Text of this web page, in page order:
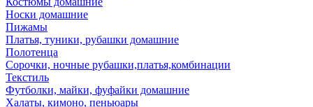
Носки домашние
Пижамы
Платья, туники, рубашки домашние
Полотенца
Сорочки, ночные рубашки,платья,комбинации
Текстиль
Футболки, майки, фуфайки домашние
Халаты, кимоно, пеньюары